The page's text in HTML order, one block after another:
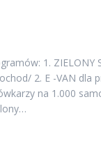
1. ZIELONY
2. E -VAN dla
na 1.000